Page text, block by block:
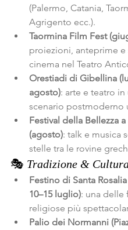
(Palermo, Catania,
Agrigento ecc.).
Taormina Film Fest
proiezioni, anteprime e
cinema nel Teatro
Orestiadi di Gibellina
agosto): arte e teatro in
scenario postmoderno
Festival della Bellezza
(agosto): talk e musica
stelle tra le rovine
🎭 Tradizione &
Festino di Santa
10–15 luglio): una delle
religiose più
Palio dei Normanni